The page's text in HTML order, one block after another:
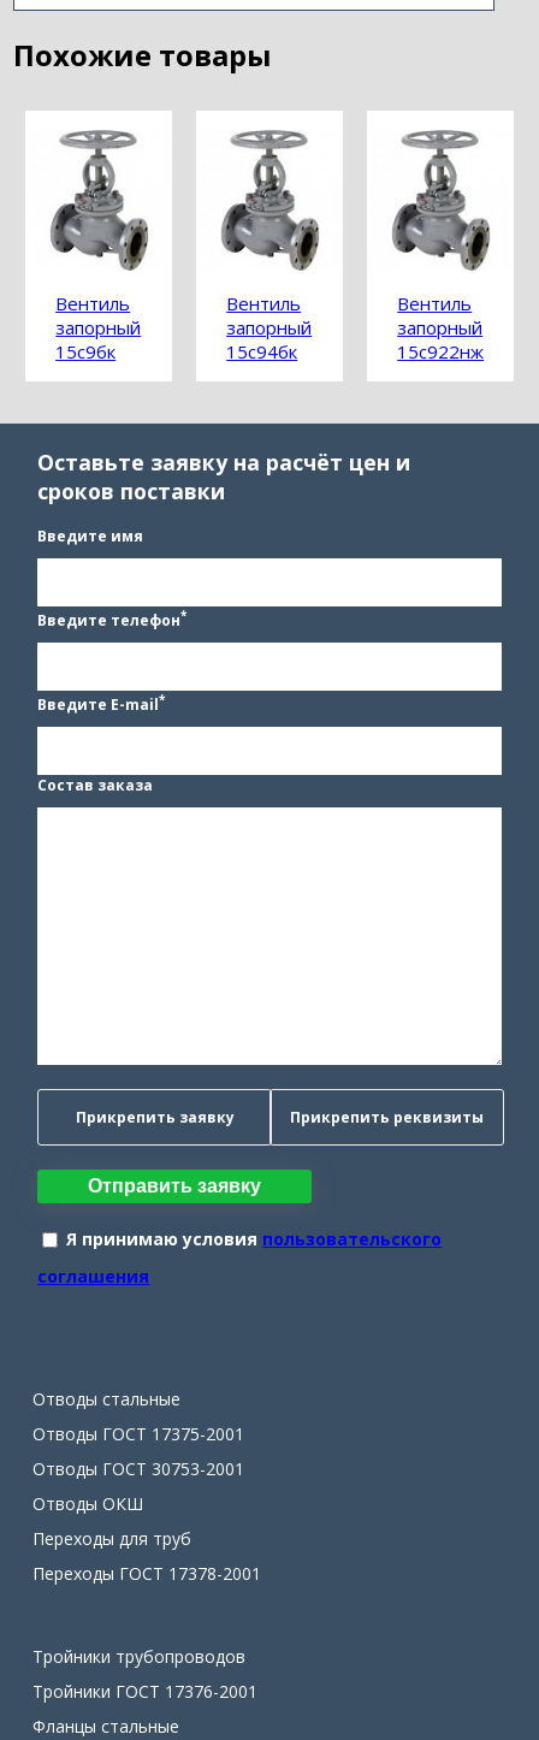
Похожие товары
Вентиль
запорный
15с9бк
Вентиль
запорный
15с94бк
Вентиль
запорный
15с922нж
Оставьте заявку на расчёт цен и
сроков поставки
Введите имя
Введите телефон*
Введите E-mail*
Состав заказа
Прикрепить заявку Прикрепить реквизиты
Отправить заявку
Я принимаю условия пользовательского
соглашения
Отводы стальные
Отводы ГОСТ 17375-2001
Отводы ГОСТ 30753-2001
Отводы ОКШ
Переходы для труб
Переходы ГОСТ 17378-2001
Тройники трубопроводов
Тройники ГОСТ 17376-2001
Фланцы стальные